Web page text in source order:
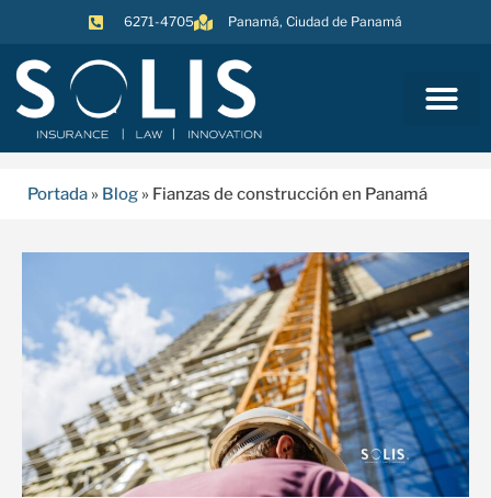
6271-4705​ Panamá, Ciudad de Panamá
Portada » Blog » Fianzas de construcción en Panamá